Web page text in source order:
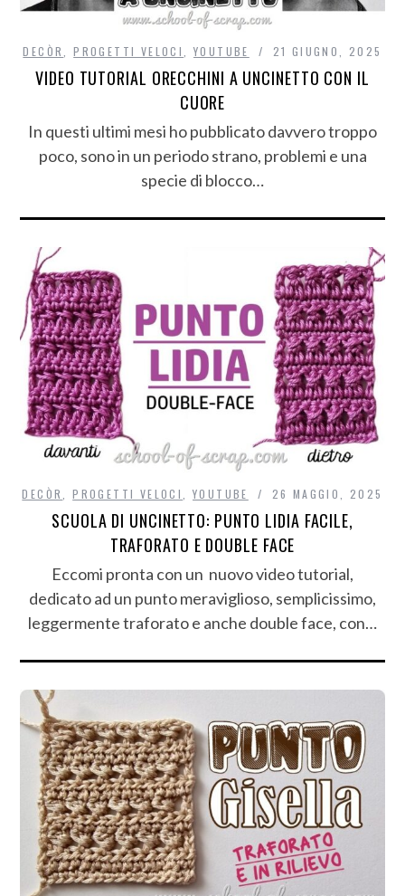
DECÒR ,PROGETTI VELOCI YOUTUBE 21 GIUGNO, 2025
VIDEO TUTORIAL ORECCHINI A UNCINETTO CON IL
CUORE
In questi ultimi mesi ho pubblicato davvero troppo
poco, sono in un periodo strano, problemi e una
specie di blocco…
DECÒR ,PROGETTI VELOCI YOUTUBE 26 MAGGIO, 2025
SCUOLA DI UNCINETTO: PUNTO LIDIA FACILE,
TRAFORATO E DOUBLE FACE
Eccomi pronta con un nuovo video tutorial,
dedicato ad un punto meraviglioso, semplicissimo,
leggermente traforato e anche double face, con…